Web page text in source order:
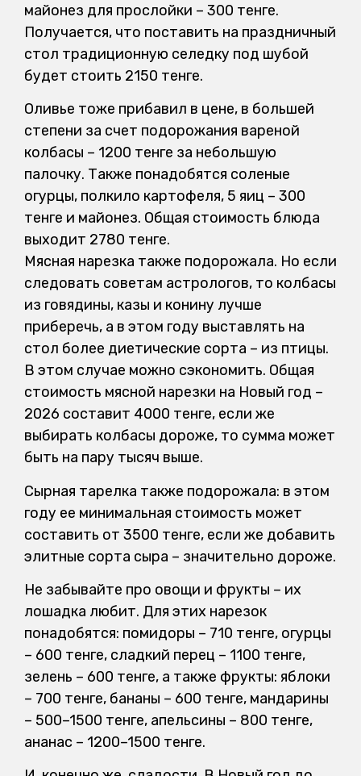
майонез для прослойки – 300 тенге.
Получается, что поставить на праздничный
стол традиционную селедку под шубой
будет стоить 2150 тенге.
Оливье тоже прибавил в цене, в большей
степени за счет подорожания вареной
колбасы – 1200 тенге за небольшую
палочку. Также понадобятся соленые
огурцы, полкило картофеля, 5 яиц – 300
тенге и майонез. Общая стоимость блюда
выходит 2780 тенге.
Мясная нарезка также подорожала. Но если
следовать советам астрологов, то колбасы
из говядины, казы и конину лучше
приберечь, а в этом году выставлять на
стол более диетические сорта – из птицы.
В этом случае можно сэкономить. Общая
стоимость мясной нарезки на Новый год –
2026 составит 4000 тенге, если же
выбирать колбасы дороже, то сумма может
быть на пару тысяч выше.
Сырная тарелка также подорожала: в этом
году ее минимальная стоимость может
составить от 3500 тенге, если же добавить
элитные сорта сыра – значительно дороже.
Не забывайте про овощи и фрукты – их
лошадка любит. Для этих нарезок
понадобятся: помидоры – 710 тенге, огурцы
– 600 тенге, сладкий перец – 1100 тенге,
зелень – 600 тенге, а также фрукты: яблоки
– 700 тенге, бананы – 600 тенге, мандарины
– 500–1500 тенге, апельсины – 800 тенге,
ананас – 1200–1500 тенге.